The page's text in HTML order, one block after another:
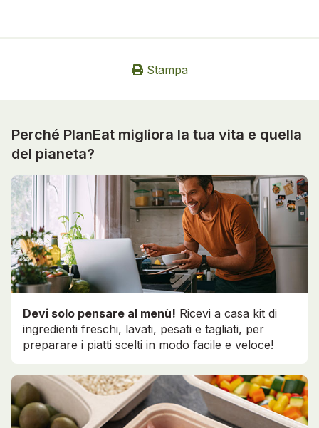
Stampa
Perché PlanEat migliora la tua vita e quella
del pianeta?
Devi solo pensare al menù! Ricevi a casa kit di
ingredienti freschi, lavati, pesati e tagliati, per
preparare i piatti scelti in modo facile e veloce!